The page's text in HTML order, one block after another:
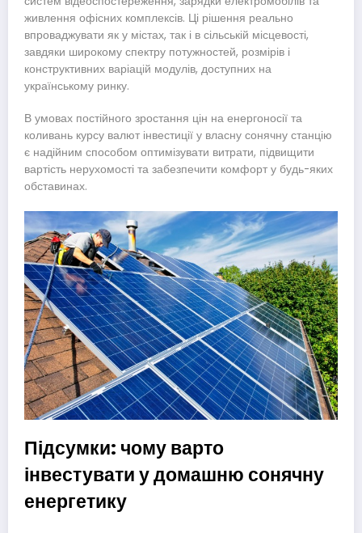
живлення офісних комплексів. Ці рішення реально
впроваджувати як у містах, так і в сільській місцевості,
завдяки широкому спектру потужностей, розмірів і
конструктивних варіацій модулів, доступних на
українському ринку.
В умовах постійного зростання цін на енергоносії та
коливань курсу валют інвестиції у власну сонячну станцію
є надійним способом оптимізувати витрати, підвищити
вартість нерухомості та забезпечити комфорт у будь-яких
обставинах.
Підсумки: чому варто
інвестувати у домашню сонячну
енергетику